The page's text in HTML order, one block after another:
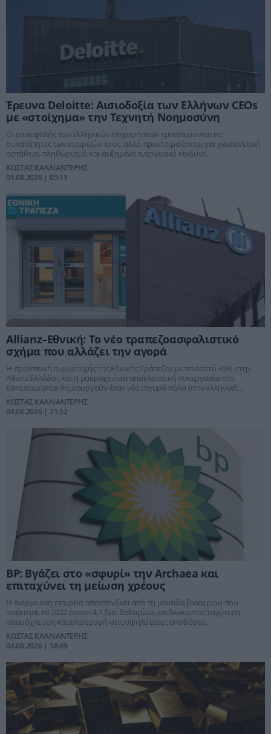
Έρευνα Deloitte: Αισιοδοξία των Ελλήνων CEOs
με «στοίχημα» την Τεχνητή Νοημοσύνη
Οι επικεφαλής των ελληνικών επιχειρήσεων εμπιστεύονται τις
δυνατότητες των εταιρειών τους, αλλά προετοιμάζονται για γεωπολιτική
αστάθεια, πληθωρισμό και αυξημένο ενεργειακό κίνδυνο.
ΚΩΣΤΑΣ ΚΑΛΛΙΑΝΤΕΡΗΣ
05.08.2026 | 05:11
Allianz–Εθνική: Το νέο τραπεζοασφαλιστικό
σχήμα που αλλάζει την αγορά
Η προοπτική συμμετοχής της Εθνικής Τράπεζας με ποσοστό 30% στην
Allianz Ελλάδος και η μακροχρόνια αποκλειστική συνεργασία στο
bancassurance δημιουργούν έναν νέο ισχυρό πόλο στην ελληνική
ασφαλιστική αγορά.
ΚΩΣΤΑΣ ΚΑΛΛΙΑΝΤΕΡΗΣ
04.08.2026 | 21:52
BP: Βγάζει στο «σφυρί» την Archaea και
επιταχύνει τη μείωση χρέους
Η ενεργειακή εταιρεία αποεπενδύει από τη μονάδα βιοαερίου που
απέκτησε το 2022 έναντι 4,1 δισ. δολαρίων, επιδιώκοντας ταχύτερη
απομόχλευση και επιστροφή στις υψηλότερες αποδόσεις.
ΚΩΣΤΑΣ ΚΑΛΛΙΑΝΤΕΡΗΣ
04.08.2026 | 18:49